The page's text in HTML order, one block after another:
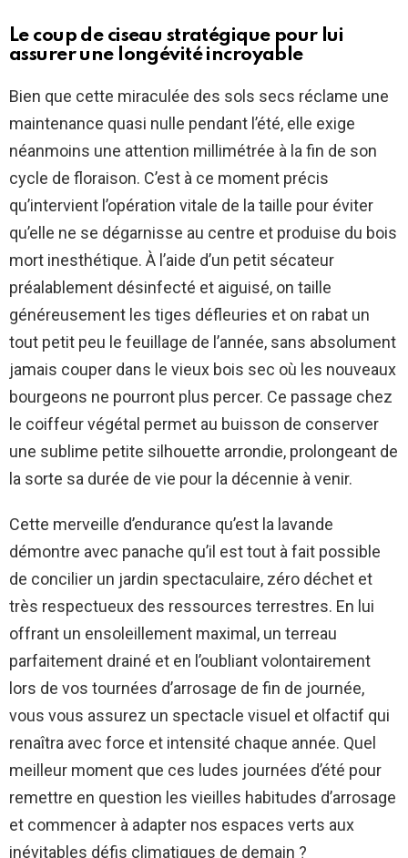
Le coup de ciseau stratégique pour lui
assurer une longévité incroyable
Bien que cette miraculée des sols secs réclame une
maintenance quasi nulle pendant l’été, elle exige
néanmoins une attention millimétrée à la fin de son
cycle de floraison. C’est à ce moment précis
qu’intervient l’opération vitale de la taille pour éviter
qu’elle ne se dégarnisse au centre et produise du bois
mort inesthétique. À l’aide d’un petit sécateur
préalablement désinfecté et aiguisé, on taille
généreusement les tiges défleuries et on rabat un
tout petit peu le feuillage de l’année, sans absolument
jamais couper dans le vieux bois sec où les nouveaux
bourgeons ne pourront plus percer. Ce passage chez
le coiffeur végétal permet au buisson de conserver
une sublime petite silhouette arrondie, prolongeant de
la sorte sa durée de vie pour la décennie à venir.
Cette merveille d’endurance qu’est la lavande
démontre avec panache qu’il est tout à fait possible
de concilier un jardin spectaculaire, zéro déchet et
très respectueux des ressources terrestres. En lui
offrant un ensoleillement maximal, un terreau
parfaitement drainé et en l’oubliant volontairement
lors de vos tournées d’arrosage de fin de journée,
vous vous assurez un spectacle visuel et olfactif qui
renaîtra avec force et intensité chaque année. Quel
meilleur moment que ces ludes journées d’été pour
remettre en question les vieilles habitudes d’arrosage
et commencer à adapter nos espaces verts aux
inévitables défis climatiques de demain ?